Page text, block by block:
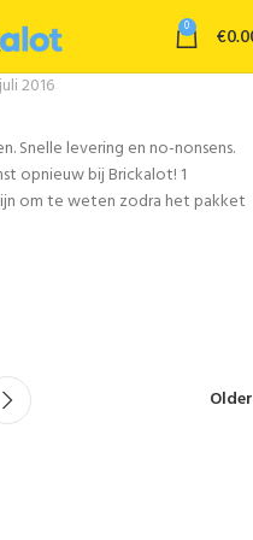
0 €
2016
Snelle levering en no-nonsens.
opnieuw bij Brickalot! 1
om te weten zodra het pakket
Older